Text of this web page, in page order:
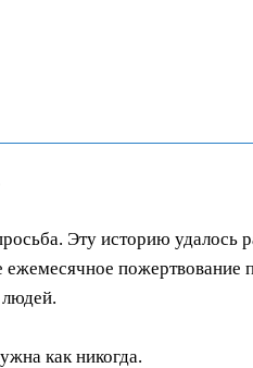
Эту историю удалось
пожертвование
как никогда.